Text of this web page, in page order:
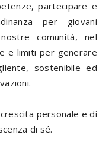
partecipare e
per giovani
comunità, nel
e limiti per generare
sostenibile ed
personale e di
di sé.